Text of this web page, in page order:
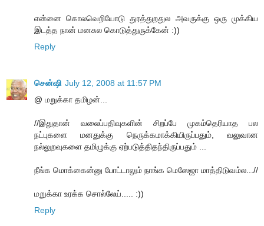
என்னை கொலவெறியோடு துரத்துறதுல அவருக்கு ஒரு முக்கிய
இடத்த நான் மனசுல கொடுத்துருக்கேன் :))
Reply
சென்ஷி July 12, 2008 at 11:57 PM
@ மறுக்கா தமிழன்...
//இதுதான் வலைப்பதிவுகளின் சிறப்பே முகம்தெரியாத பல
நட்புகளை மனதுக்கு நெருக்கமாக்கியிருப்பதும், வலுவான
நல்லுறவுகளை தமிழுக்கு ஏற்படுத்திதந்திருப்பதும் ...
நீங்க மொக்கைன்னு போட்டாலும் நாங்க மெஸேஜா மாத்திடுவம்ல...//
மறுக்கா உரக்க சொல்லேய்..... :))
Reply